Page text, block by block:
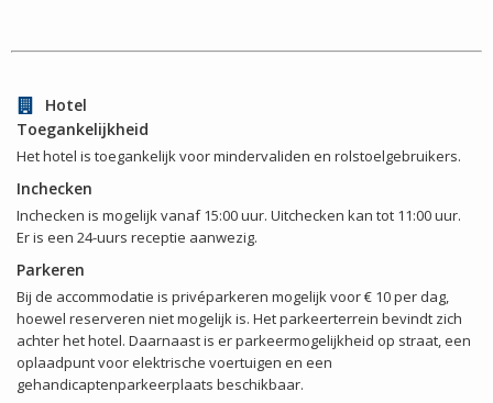
Hotel
Toegankelijkheid
Het hotel is toegankelijk voor mindervaliden en rolstoelgebruikers.
Inchecken
Inchecken is mogelijk vanaf 15:00 uur. Uitchecken kan tot 11:00 uur.
Er is een 24-uurs receptie aanwezig.
Parkeren
Bij de accommodatie is privéparkeren mogelijk voor € 10 per dag,
hoewel reserveren niet mogelijk is. Het parkeerterrein bevindt zich
achter het hotel. Daarnaast is er parkeermogelijkheid op straat, een
oplaadpunt voor elektrische voertuigen en een
gehandicaptenparkeerplaats beschikbaar.